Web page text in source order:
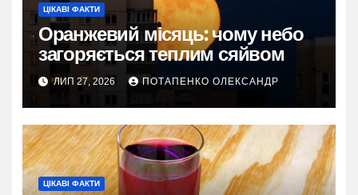
ЦІКАВІ ФАКТИ
Оранжевий місяць: чому небо
загоряється теплим сяйвом
ЛИП 27, 2026 ПОТАПЕНКО ОЛЕКСАНДР
ЦІКАВІ ФАКТИ